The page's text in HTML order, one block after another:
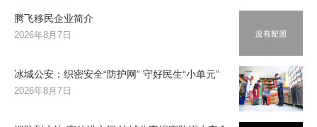
腾飞移民企业简介
2026年8月7日
冰城公安：织密安全“防护网” 守好民生“小单元”
2026年8月7日